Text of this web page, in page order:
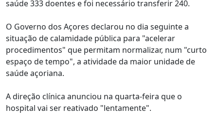
saúde 333 doentes e foi necessário transferir 240.
O Governo dos Açores declarou no dia seguinte a
situação de calamidade pública para "acelerar
procedimentos" que permitam normalizar, num "curto
espaço de tempo", a atividade da maior unidade de
saúde açoriana.
A direção clínica anunciou na quarta-feira que o
hospital vai ser reativado "lentamente".